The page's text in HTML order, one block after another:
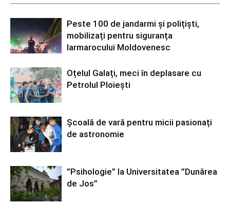
Peste 100 de jandarmi și polițiști,
mobilizați pentru siguranța
Iarmarocului Moldovenesc
Oțelul Galați, meci în deplasare cu
Petrolul Ploiești
Școală de vară pentru micii pasionați
de astronomie
”Psihologie” la Universitatea ”Dunărea
de Jos”